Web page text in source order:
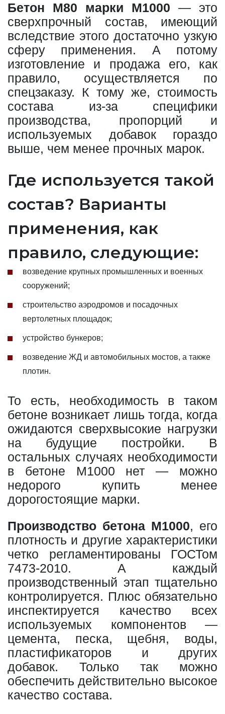
Бетон М80 марки М1000 — это
сверхпрочный состав, имеющий
вследствие этого достаточно узкую
сферу применения. А потому
изготовление и продажа его, как
правило, осуществляется по
спецзаказу. К тому же, стоимость
состава из-за специфики
производства, пропорций и
используемых добавок гораздо
выше, чем менее прочных марок.
Где используется такой
состав? Варианты
применения, как
правило, следующие:
возведение крупных промышленных и военных
сооружений;
строительство аэродромов и посадочных
вертолетных площадок;
устройство бункеров;
возведение ЖД и автомобильных мостов, а также
плотин.
То есть, необходимость в таком
бетоне возникает лишь тогда, когда
ожидаются сверхвысокие нагрузки
на будущие постройки. В
остальных случаях необходимости
в бетоне М1000 нет — можно
недорого купить менее
дорогостоящие марки.
Производство бетона М1000, его
плотность и другие характеристики
четко регламентированы ГОСТом
7473-2010. А каждый
производственный этап тщательно
контролируется. Плюс обязательно
инспектируется качество всех
используемых компонентов —
цемента, песка, щебня, воды,
пластификаторов и других
добавок. Только так можно
обеспечить действительно высокое
качество состава.